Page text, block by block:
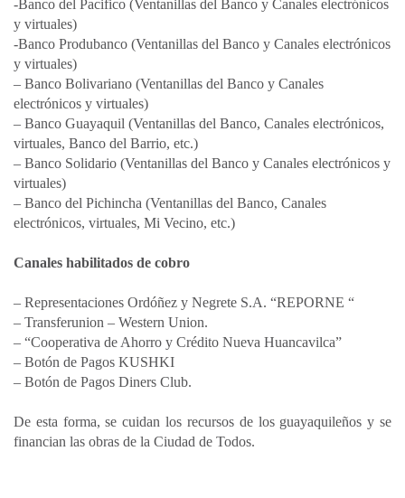
-Banco del Pacifico (Ventanillas del Banco y Canales electrónicos
y virtuales)
-Banco Produbanco (Ventanillas del Banco y Canales electrónicos
y virtuales)
– Banco Bolivariano (Ventanillas del Banco y Canales
electrónicos y virtuales)
– Banco Guayaquil (Ventanillas del Banco, Canales electrónicos,
virtuales, Banco del Barrio, etc.)
– Banco Solidario (Ventanillas del Banco y Canales electrónicos y
virtuales)
– Banco del Pichincha (Ventanillas del Banco, Canales
electrónicos, virtuales, Mi Vecino, etc.)
Canales habilitados de cobro
– Representaciones Ordóñez y Negrete S.A. “REPORNE “
– Transferunion – Western Union.
– “Cooperativa de Ahorro y Crédito Nueva Huancavilca”
– Botón de Pagos KUSHKI
– Botón de Pagos Diners Club.
De esta forma, se cuidan los recursos de los guayaquileños y se
financian las obras de la Ciudad de Todos.